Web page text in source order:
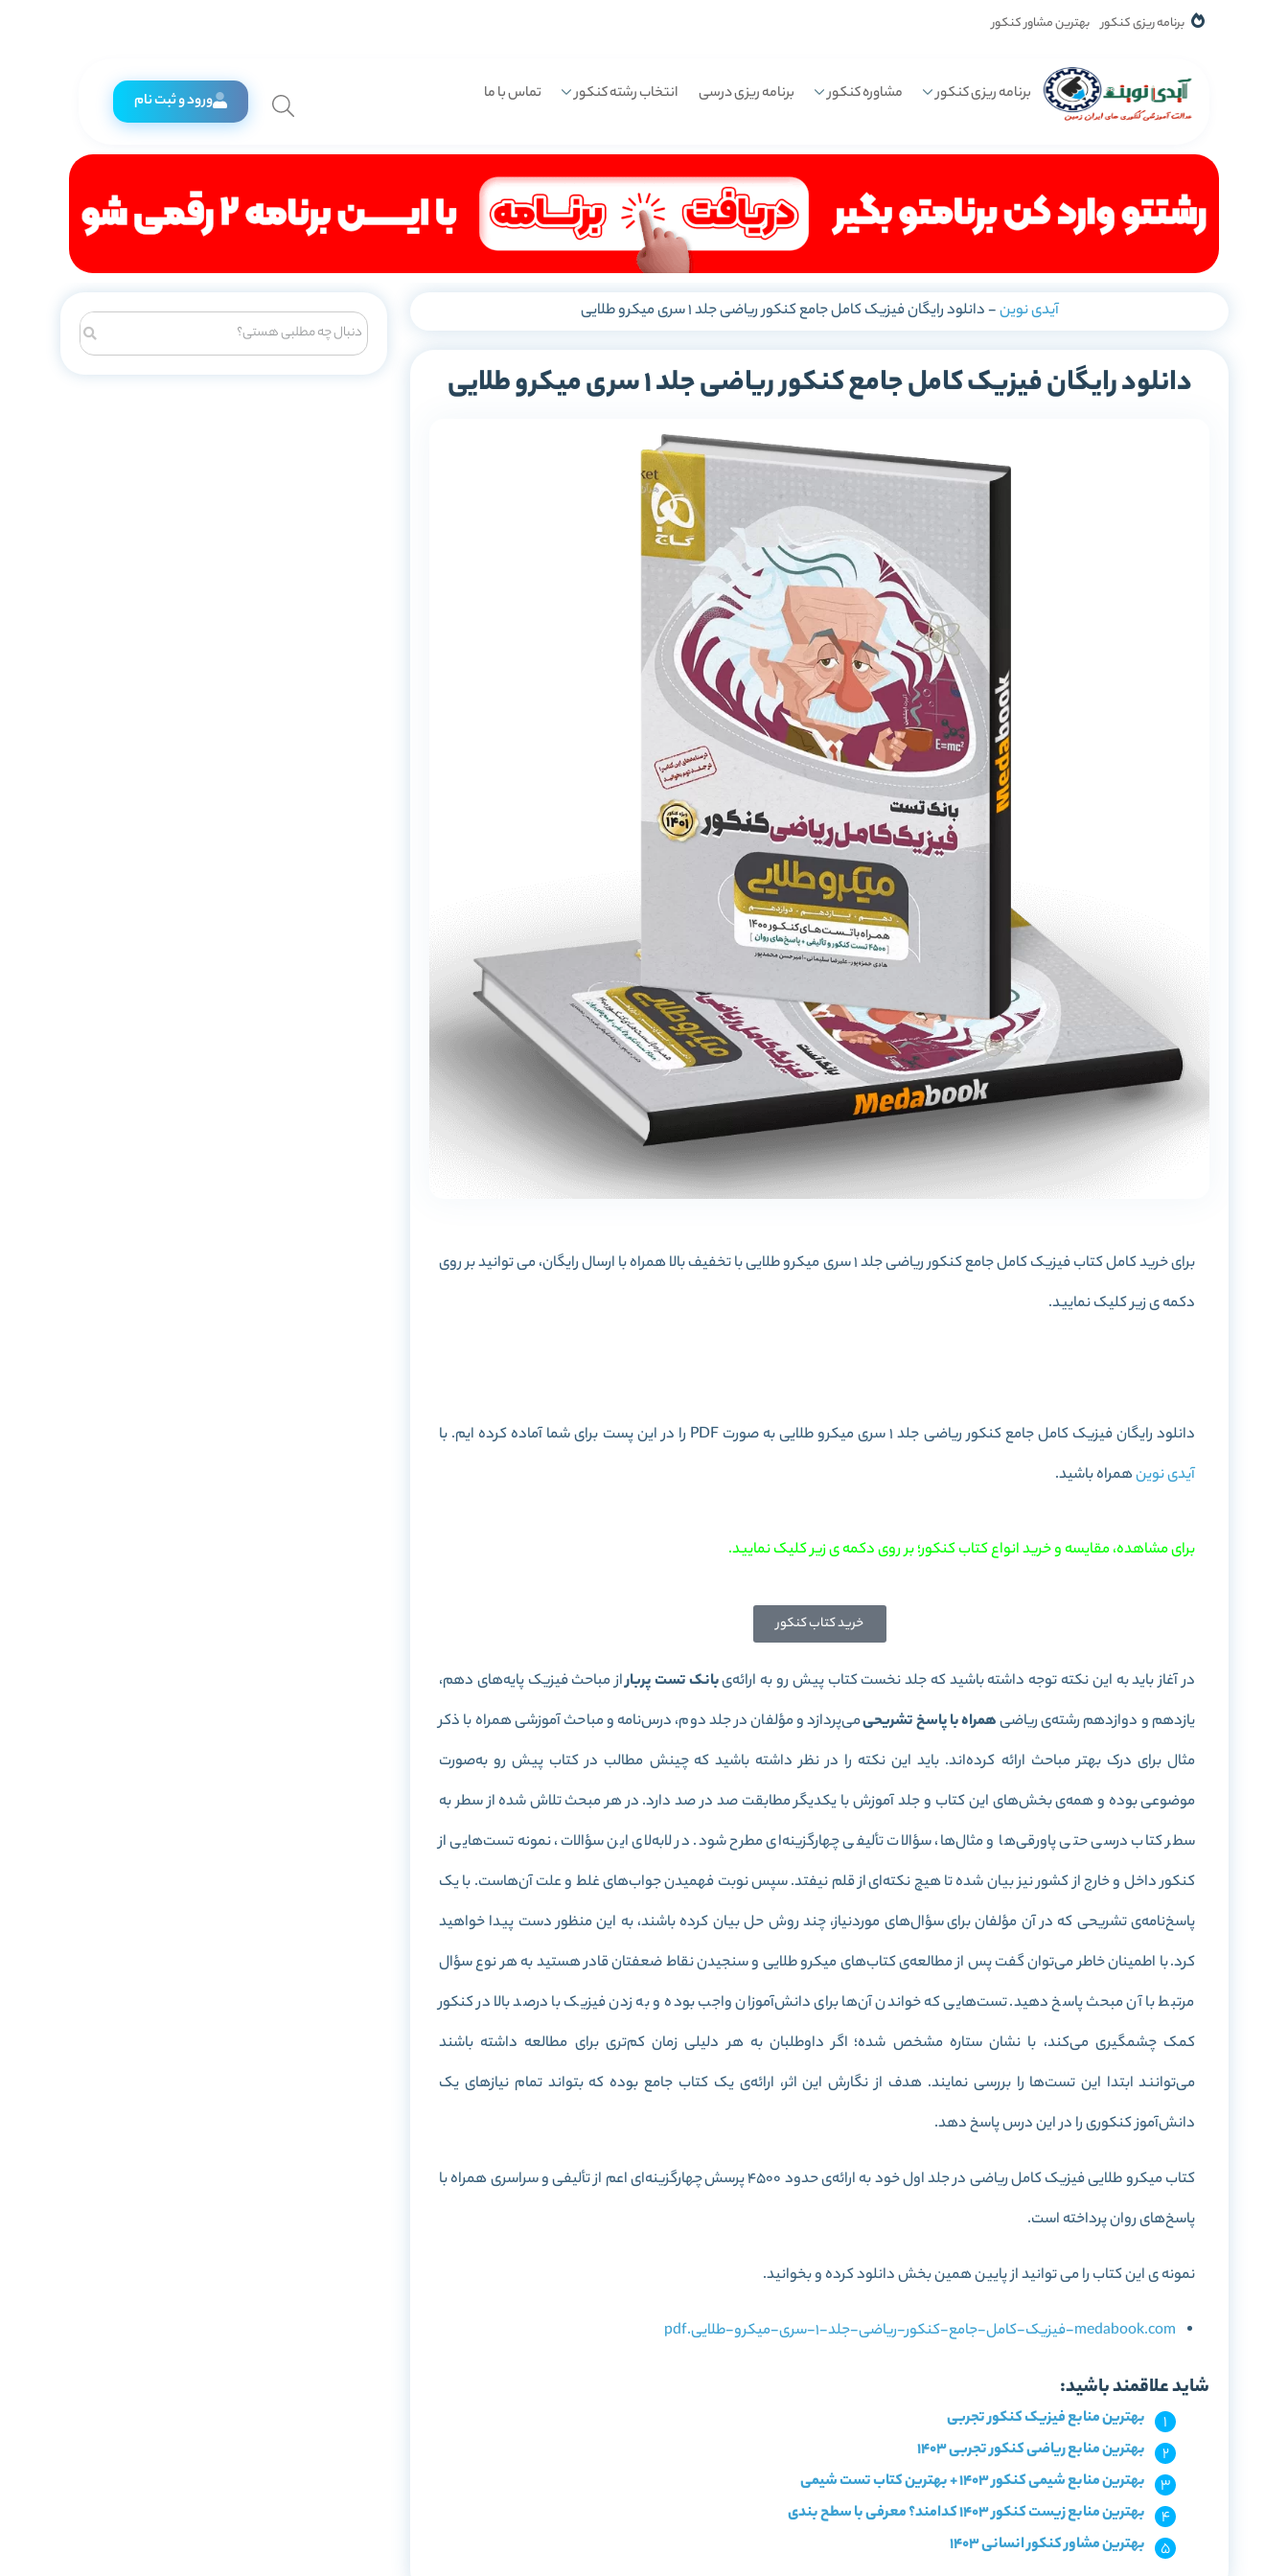
برنامه ریزی کنکور بهترین مشاور کنکور
برنامه ریزی کنکور مشاوره کنکور برنامه ریزی درسی انتخاب رشته کنکور تماس با ما ورود و ثبت نام
آیدی نوین-دانلود رایگان فیزیک کامل جامع کنکور ریاضی جلد 1 سری میکرو طلایی
دانلود رایگان فیزیک کامل جامع کنکور ریاضی جلد 1 سری میکرو طلایی
برای خرید کامل کتاب فیزیک کامل جامع کنکور ریاضی جلد 1 سری میکرو طلایی با تخفیف بالا همراه با ارسال رایگان، می توانید بر روی
دکمه ی زیر کلیک نمایید.
دانلود رایگان فیزیک کامل جامع کنکور ریاضی جلد 1 سری میکرو طلایی به صورت PDF را در این پست برای شما آماده کرده ایم. با
آیدی نوینهمراه باشید.
برای مشاهده، مقایسه و خرید انواع کتاب کنکور؛ بر روی دکمه ی زیر کلیک نمایید.
خرید کتاب کنکور
در آغاز باید به این نکته توجه داشته باشید که جلد نخست کتاب پیش رو به ارائه‌یبانک تست پرباراز مباحث فیزیک پایه‌های دهم،
یازدهم و دوازدهم رشته‌ی ریاضیهمراه با پاسخ تشریحیمی‌پردازد و مؤلفان در جلد دوم، درس‌نامه‌ و مباحث آموزشی همراه با ذکر
مثال برای درک بهتر مباحث ارائه‌ کرده‌اند. باید این نکته را در نظر داشته باشید که چینش مطالب در کتاب پیش رو به‌صورت
موضوعی بوده و همه‌ی بخش‌های این کتاب و جلد آموزش با یکدیگر مطابقت صد در صد دارد. در هر مبحث تلاش شده از سطر به
سطر کتاب درسی حتی پاورقی‌ها و مثال‌ها، سؤالات تألیفی چهارگزینه‌ای مطرح شود. در لابه‌لای این سؤالات، نمونه‌ تست‌هایی از
کنکور داخل و خارج از کشور نیز بیان شده تا هیچ نکته‌ای از قلم نیفتد. سپس نوبت فهمیدن جواب‌های غلط و علت آن‌هاست. با یک
پاسخ‌نامه‌ی تشریحی که در آن مؤلفان برای سؤال‌های موردنیاز، چند روش حل بیان کرده باشند، به این منظور دست پیدا خواهید
کرد. با اطمینان خاطر می‌توان گفت پس از مطالعه‌ی کتاب‌های میکرو طلایی و سنجیدن نقاط ضعفتان قادر هستید به هر نوع سؤال
مرتبط با آن مبحث پاسخ دهید. تست‌هایی که خواندن آن‌ها برای دانش‌آموزان واجب بوده و به زدن فیزیک با درصد بالا در کنکور
کمک چشمگیری می‌کند، با نشان ستاره مشخص شده؛ اگر داوطلبان به هر دلیلی زمان کم‌تری برای مطالعه داشته ‌باشند
می‌توانند ابتدا این تست‌ها را بررسی نمایند. هدف از نگارش این اثر، ارائه‌ی یک کتاب جامع بوده که بتواند تمام نیازهای یک
دانش‌آموز کنکوری را در این درس پاسخ دهد.
کتاب میکرو طلایی فیزیک کامل ریاضی در جلد اول خود به ارائه‌ی حدود 4500 پرسش‌ چهارگزینه‌ای اعم‌ از تألیفی و سراسری همراه با
پاسخ‌های روان پرداخته است.
نمونه ی این کتاب را می توانید از پایین همین بخش دانلود کرده و بخوانید.
medabook.com-فیزیک-کامل-جامع-کنکور-ریاضی-جلد-1-سری-میکرو-طلایی.pdf
شاید علاقمند باشید:
بهترین منابع فیزیک کنکور تجربی
بهترین منابع ریاضی کنکور تجربی 1403
بهترین منابع شیمی کنکور 1403 + بهترین کتاب تست شیمی
بهترین منابع زیست کنکور 1403 کدامند؟ معرفی با سطح بندی
بهترین مشاور کنکور انسانی 1403